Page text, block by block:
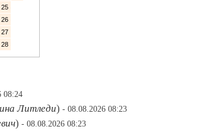
25
26
27
28
08:24
Литледи) - 08.08.2026 08:23
) - 08.08.2026 08:23